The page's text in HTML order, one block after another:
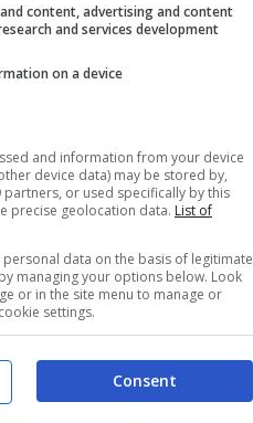
content, advertising and content
and services development
on a device
and information from your device
device data) may be stored by,
or used specifically by this
precise geolocation data. List of
data on the basis of legitimate
managing your options below. Look
or in the site menu to manage or
settings.
Consent